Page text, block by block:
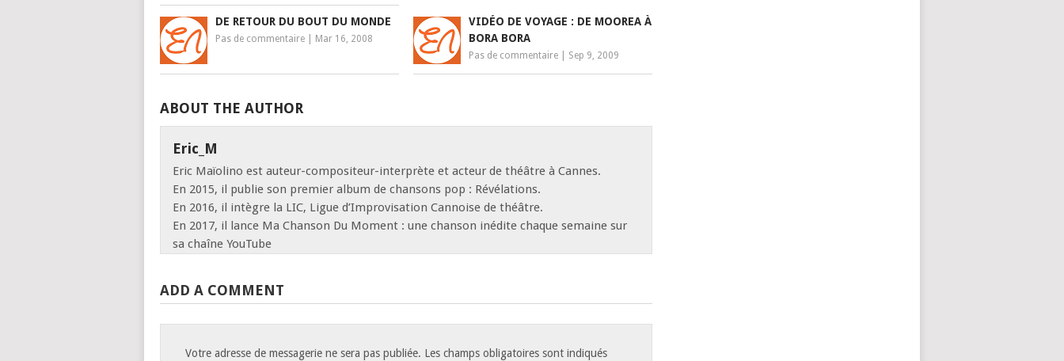
DE RETOUR DU BOUT DU MONDE
Pas de commentaire Mar 16, 2008
VIDÉO DE VOYAGE : DE MOOREA À
BORA BORA
Pas de commentaire Sep 9, 2009
ABOUT THE AUTHOR
Eric_M
Eric Maïolino est auteur-compositeur-interprète et acteur de théâtre à Cannes.
En 2015, il publie son premier album de chansons pop : Révélations.
En 2016, il intègre la LIC, Ligue d’Improvisation Cannoise de théâtre.
En 2017, il lance Ma Chanson Du Moment : une chanson inédite chaque semaine sur
sa chaîne YouTube
ADD A COMMENT
Votre adresse de messagerie ne sera pas publiée. Les champs obligatoires sont indiqués